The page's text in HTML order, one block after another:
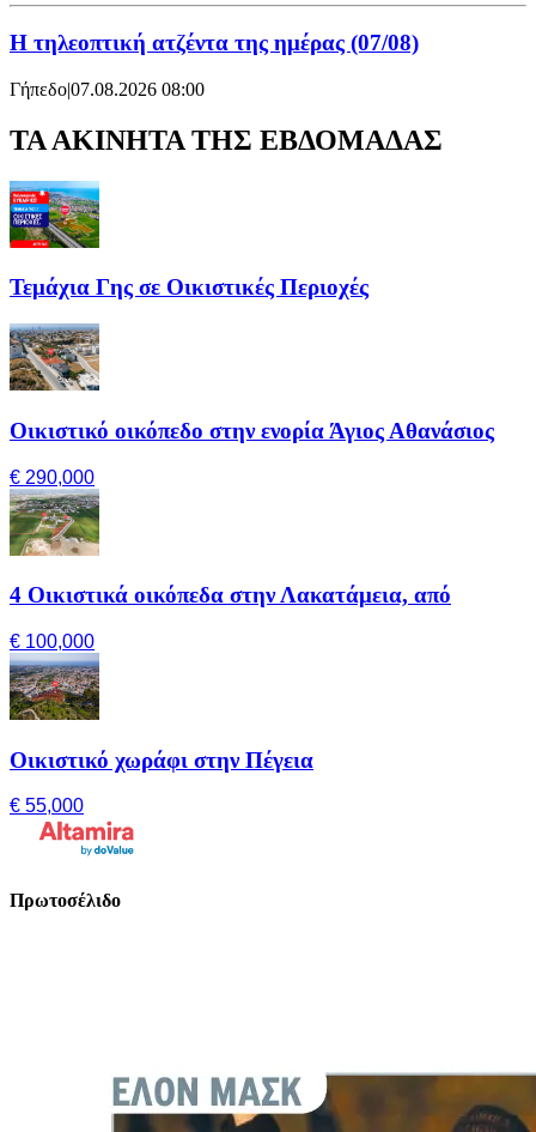
Η τηλεοπτική ατζέντα της ημέρας (07/08)
Γήπεδο|07.08.2026 08:00
ΤΑ ΑΚΙΝΗΤΑ ΤΗΣ ΕΒΔΟΜΑΔΑΣ
Τεμάχια Γης σε Οικιστικές Περιοχές
Οικιστικό οικόπεδο στην ενορία Άγιος Αθανάσιος
€ 290,000
4 Οικιστικά οικόπεδα στην Λακατάμεια, από
€ 100,000
Οικιστικό χωράφι στην Πέγεια
€ 55,000
Πρωτοσέλιδο